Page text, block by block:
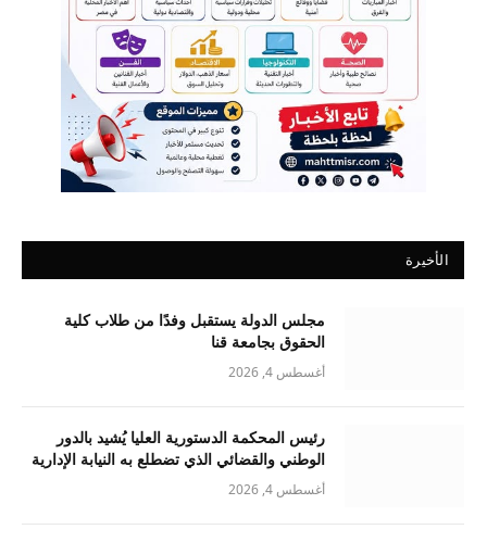
الأخيرة
مجلس الدولة يستقبل وفدًا من طلاب كلية
الحقوق بجامعة قنا
أغسطس 4, 2026
رئيس المحكمة الدستورية العليا يُشيد بالدور
الوطني والقضائي الذي تضطلع به النيابة الإدارية
أغسطس 4, 2026